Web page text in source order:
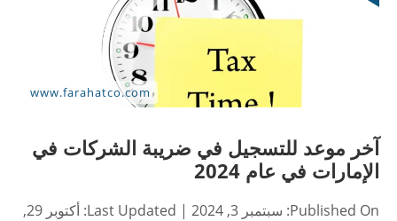
آخر موعد للتسجيل في ضريبة الشركات في
الإمارات في عام 2024
Published On: سبتمبر 3, 2024 | Last Updated:
أكتوبر 29,